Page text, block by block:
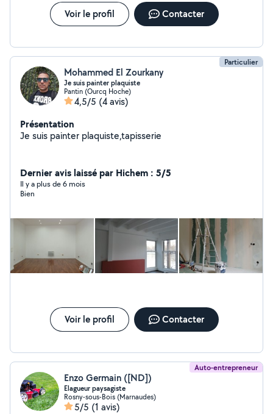
chose . N'hésitez pas à vous renseigner.
Voir le profil Contacter
Particulier
Mohammed El Zourkany
Je suis painter plaquiste
Pantin (Ourcq Hoche)
4,5/5 (4 avis)
Présentation
Je suis painter plaquiste,tapisserie
Dernier avis laissé par Hichem : 5/5
Il y a plus de 6 mois
Bien
Voir le profil Contacter
Auto-entrepreneur
Enzo Germain ([ND])
Elagueur paysagiste
Rosny-sous-Bois (Marnaudes)
5/5 (1 avis)